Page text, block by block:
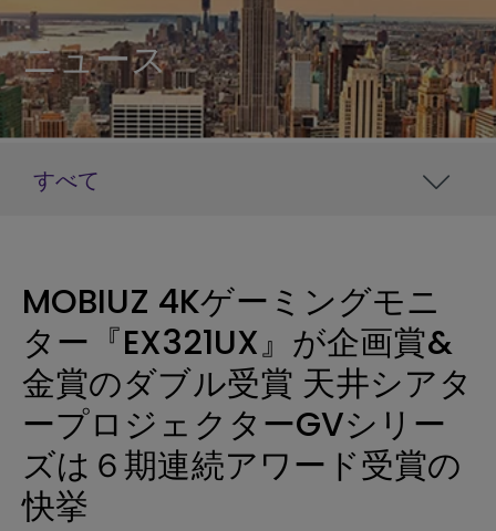
ニュース
すべて
MOBIUZ 4Kゲーミングモニ
ター『EX321UX』が企画賞&
金賞のダブル受賞 天井シアタ
ープロジェクターGVシリー
ズは６期連続アワード受賞の
快挙